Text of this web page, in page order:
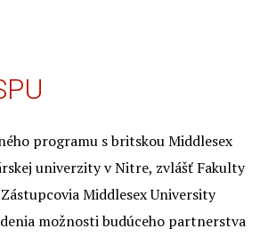
programu s britskou Middlesex
univerzity v Nitre, zvlášť Fakulty
Middlesex University
možnosti budúceho partnerstva